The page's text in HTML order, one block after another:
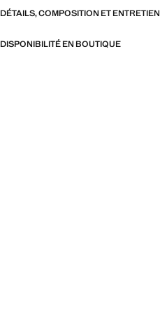
DÉTAILS, COMPOSITION ET ENTRETIEN
DISPONIBILITÉ EN BOUTIQUE